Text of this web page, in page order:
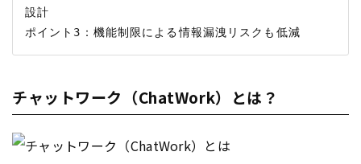
設計
チャットワーク（ChatWork）とは？